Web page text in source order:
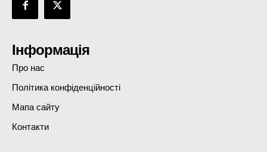
Інформація
Про нас
Політика конфіденційності
Мапа сайту
Контакти